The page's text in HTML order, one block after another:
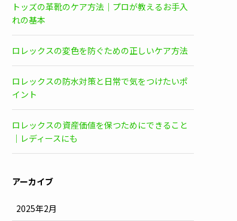
トッズの革靴のケア方法｜プロが教えるお手入
れの基本
ロレックスの変色を防ぐための正しいケア方法
ロレックスの防水対策と日常で気をつけたいポ
イント
ロレックスの資産価値を保つためにできること
｜レディースにも
アーカイブ
2025年2月